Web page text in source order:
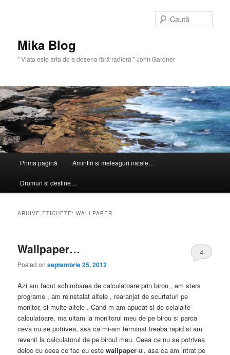
Mika Blog
" Viaţa este arta de a desena fără radieră " John Gardner
principal
Prima pagină Amintiri si meleaguri natale…
Drumuri si destine…
ARHIVE ETICHETE:WALLPAPER
Wallpaper…
Posted onseptembrie 25, 2012
4
Azi am facut schimbarea de calculatoare prin birou , am sters
programe , am reinstalat altele , rearanjat de scurtaturi pe
monitor, si multe altele . Cand m-am apucat si de celalalte
calculatoare, ma uitam la monitorul meu de pe birou si parca
ceva nu se potrivea, asa ca mi-am terminat treaba rapid si am
revenit la calculatorul de pe biroul meu. Ceea ce nu se potrivea
deloc cu ceea ce fac eu estewallpaper-ul, asa ca am intrat pe